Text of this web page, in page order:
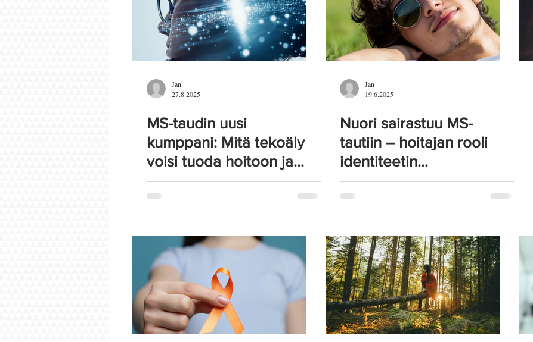
Jan
27.8.2025
MS-taudin uusi
kumppani: Mitä tekoäly
voisi tuoda hoitoon ja
arkeen?
Jan
19.6.2025
Nuori sairastuu MS-
tautiin – hoitajan rooli
identiteetin
myllerryksessä